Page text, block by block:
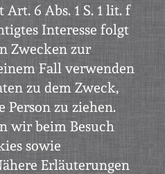
6 Abs. 1 S. 1 lit. f
Interesse folgt
Zwecken zur
Fall verwenden
zu dem Zweck,
Person zu ziehen.
wir beim Besuch
sowie
Erläuterungen